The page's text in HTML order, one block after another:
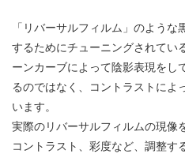
「リバーサルフィルム」のよう
するためにチューニングされてい
ーンカーブによって陰影表現をし
るのではなく、コントラストによ
います。
実際のリバーサルフィルムの現像
コントラスト、彩度など、調整す